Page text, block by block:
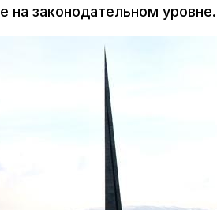
на законодательном уровне.